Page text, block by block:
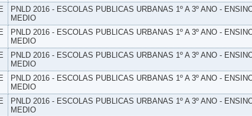
PNLD 2016 - ESCOLAS PUBLICAS URBANAS 1º A 3º ANO -
MEDIO
PNLD 2016 - ESCOLAS PUBLICAS URBANAS 1º A 3º ANO -
MEDIO
PNLD 2016 - ESCOLAS PUBLICAS URBANAS 1º A 3º ANO -
MEDIO
PNLD 2016 - ESCOLAS PUBLICAS URBANAS 1º A 3º ANO -
MEDIO
PNLD 2016 - ESCOLAS PUBLICAS URBANAS 1º A 3º ANO -
MEDIO